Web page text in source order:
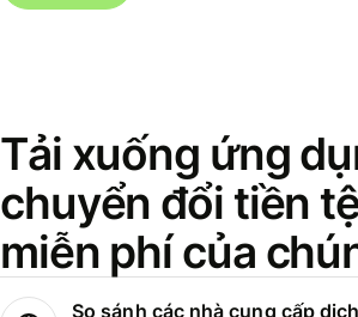
Tải xuống ứng
chuyển đổi tiền
miễn phí của
So sánh các nhà cung cấp